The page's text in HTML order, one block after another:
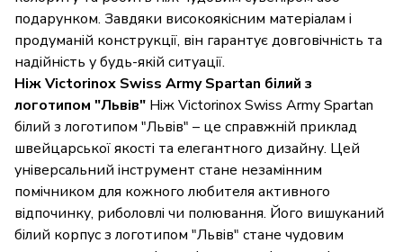
подарунком. Завдяки високоякісним матеріалам і
продуманій конструкції, він гарантує довговічність та
надійність у будь-якій ситуації.
Ніж Victorinox Swiss Army Spartan білий з
логотипом "Львів" Ніж Victorinox Swiss Army Spartan
білий з логотипом "Львів" – це справжній приклад
швейцарської якості та елегантного дизайну. Цей
універсальний інструмент стане незамінним
помічником для кожного любителя активного
відпочинку, риболовлі чи полювання. Його вишуканий
білий корпус з логотипом "Львів" стане чудовим